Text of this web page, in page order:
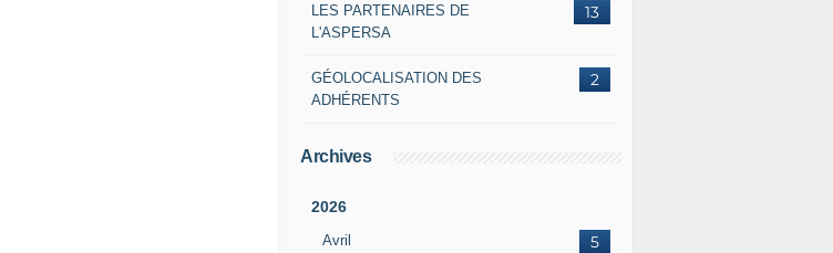
13
LES PARTENAIRES DE
L'ASPERSA
2
GÉOLOCALISATION DES
ADHÉRENTS
Archives
2026
Avril 5